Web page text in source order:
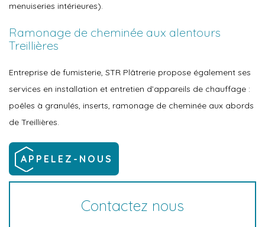
menuiseries intérieures).
Ramonage de cheminée aux alentours
Treillières
Entreprise de fumisterie, STR Plâtrerie propose également ses
services en installation et entretien d’appareils de chauffage :
poêles à granulés, inserts, ramonage de cheminée aux abords
de Treillières.
APPELEZ-NOUS
Contactez nous